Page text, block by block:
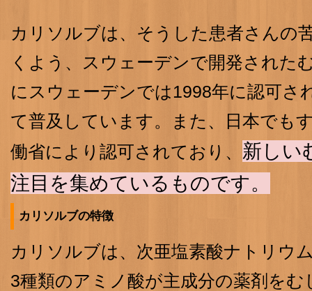
カリソルブは、そうした患者さんの
くよう、スウェーデンで開発された
にスウェーデンでは1998年に認可さ
て普及しています。また、日本でも
働省により認可されており、 新しい
注目を集めているものです。
カリソルブの特徴
カリソルブは、次亜塩素酸ナトリウ
3種類のアミノ酸が主成分の薬剤をむ